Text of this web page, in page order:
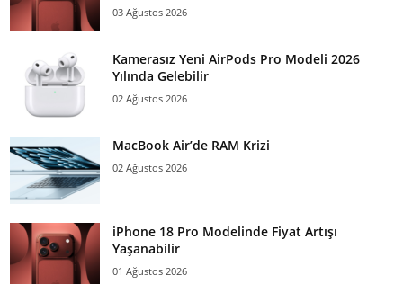
03 Ağustos 2026
Kamerasız Yeni AirPods Pro Modeli 2026
Yılında Gelebilir
02 Ağustos 2026
MacBook Air’de RAM Krizi
02 Ağustos 2026
iPhone 18 Pro Modelinde Fiyat Artışı
Yaşanabilir
01 Ağustos 2026